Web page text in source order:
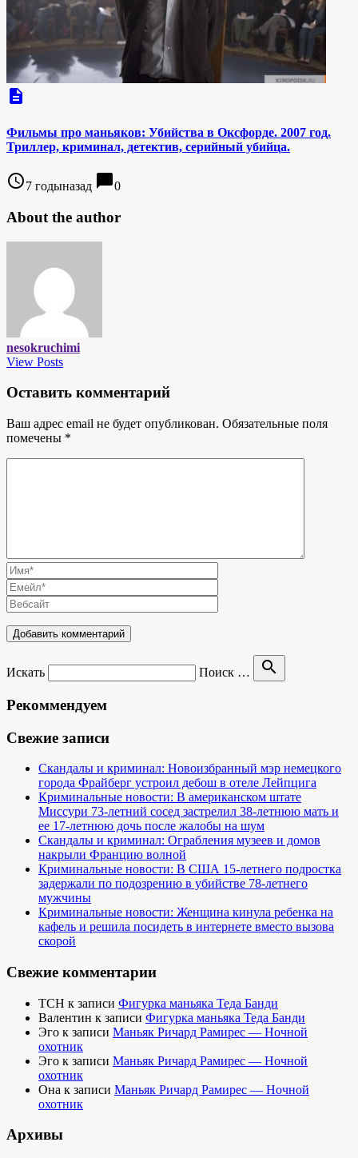
description
Фильмы про маньяков: Убийства в Оксфорде. 2007 год.
Триллер, криминал, детектив, серийный убийца.
access_time7 годыназад chat_bubble0
About the author
nesokruchimi
View Posts
Оставить комментарий
Ваш адрес email не будет опубликован. Обязательные поля
помечены *
Искать Поиск … search
Рекоммендуем
Свежие записи
Скандалы и криминал: Новоизбранный мэр немецкого
города Фрайберг устроил дебош в отеле Лейпцига
Криминальные новости: В американском штате
Миссури 73-летний сосед застрелил 38-летнюю мать и
ее 17-летнюю дочь после жалобы на шум
Скандалы и криминал: Ограбления музеев и домов
накрыли Францию волной
Криминальные новости: В США 15-летнего подростка
задержали по подозрению в убийстве 78-летнего
мужчины
Криминальные новости: Женщина кинула ребенка на
кафель и решила посидеть в интернете вместо вызова
скорой
Свежие комментарии
TCH к записи Фигурка маньяка Теда Банди
Валентин к записи Фигурка маньяка Теда Банди
Эго к записи Маньяк Ричард Рамирес — Ночной
охотник
Эго к записи Маньяк Ричард Рамирес — Ночной
охотник
Она к записи Маньяк Ричард Рамирес — Ночной
охотник
Архивы